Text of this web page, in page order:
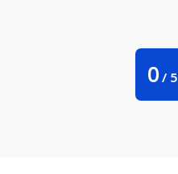
0 / 5